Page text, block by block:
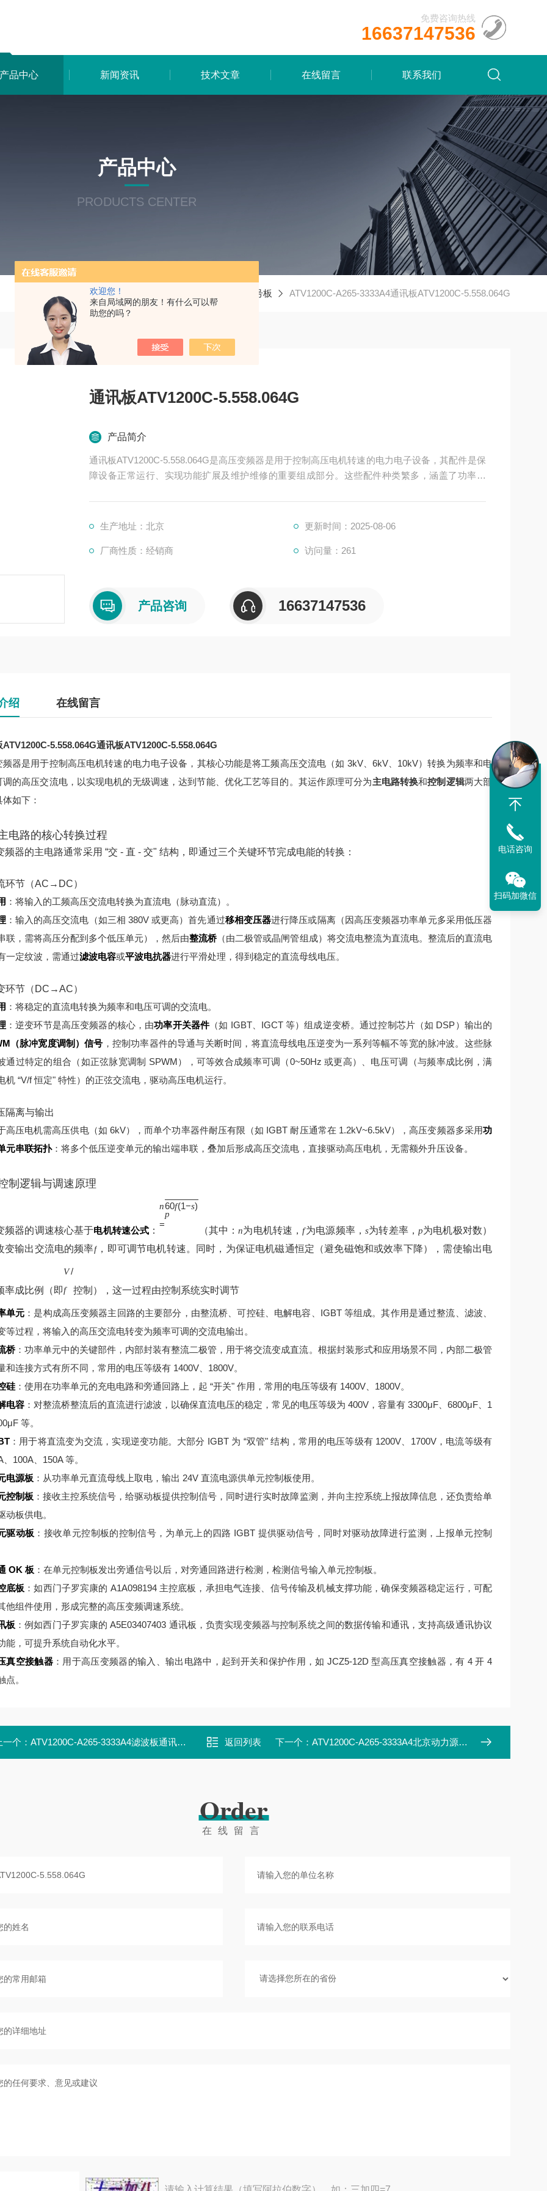
欢迎您！
来自局域网的朋友！有什么可以帮
助您的吗？
免费咨询热线
16637147536
产品中心 新闻资讯 技术文章 在线留言 联系我们
产品中心
PRODUCTS CENTER
首页 产品中心 信号板 ATV1200C-A265-3333A4通讯板ATV1200C-5.558.064G
通讯板ATV1200C-5.558.064G
产品简介
通讯板ATV1200C-5.558.064G是高压变频器是用于控制高压电机转速的电力电子设备，其配件是保
障设备正常运行、实现功能扩展及维护维修的重要组成部分。这些配件种类繁多，涵盖了功率变
生产地址：北京 更新时间：2025-08-06
厂商性质：经销商 访问量：261
产品咨询 16637147536
绍 在线留言
ATV1200C-5.558.064G通讯板ATV1200C-5.558.064G
频器是用于控制高压电机转速的电力电子设备，其核心功能是将工频高压交流电（如 3kV、6kV、10kV）转换为频率和电
调的高压交流电，以实现电机的无级调速，达到节能、优化工艺等目的。其运作原理可分为主电路转换和控制逻辑两大部
如下：
电路的核心转换过程
频器的主电路通常采用 “交 - 直 - 交" 结构，即通过三个关键环节完成电能的转换：
环节（AC→DC）
：将输入的工频高压交流电转换为直流电（脉动直流）。
： 输入的高压交流电（如三相 380V 或更高）首先通过移相变压器进行降压或隔离（因高压变频器功率单元多采用低压器
联，需将高压分配到多个低压单元），然后由整流桥（由二极管或晶闸管组成）将交流电整流为直流电。 整流后的直流电
一定纹波，需通过滤波电容或平波电抗器进行平滑处理，得到稳定的直流母线电压。
环节（DC→AC）
：将稳定的直流电转换为频率和电压可调的交流电。
：逆变环节是高压变频器的核心，由功率开关器件（如 IGBT、IGCT 等）组成逆变桥。通过控制芯片（如 DSP）输出的
（脉冲宽度调制）信号 ，控制功率器件的导通与关断时间，将直流母线电压逆变为一系列等幅不等宽的脉冲波。 这些脉
通过特定的组合（如正弦脉宽调制 SPWM），可等效合成频率可调（0~50Hz 或更高）、电压可调（与频率成比例，满
机 “V/f 恒定" 特性）的正弦交流电，驱动高压电机运行。
隔离与输出
高压电机需高压供电（如 6kV），而单个功率器件耐压有限（如 IGBT 耐压通常在 1.2kV~6.5kV），高压变频器多采用功
元串联拓扑：将多个低压逆变单元的输出端串联，叠加后形成高压交流电，直接驱动高压电机，无需额外升压设备。
制逻辑与调速原理
频器的调速核心基于电机转速公式 ：
n
=
p
60f(1−s)
（其中：n为电机转速，f为电源频率，s为转差率， p为电机极对数）
变输出交流电的频率f ，即可调节电机转速。同时，为保证电机磁通恒定（避免磁饱和或效率下降），需使输出电
率成比例（即
V /
f 控制），这一过程由控制系统实时调节
单元 ：是构成高压变频器主回路的主要部分，由整流桥、可控硅、电解电容、IGBT 等组成。其作用是通过整流、滤波、
等过程，将输入的高压交流电转变为频率可调的交流电输出。
桥：功率单元中的关键部件，内部封装有整流二极管，用于将交流变成直流。根据封装形式和应用场景不同，内部二极管
和连接方式有所不同，常用的电压等级有 1400V、1800V。
硅：使用在功率单元的充电电路和旁通回路上，起 “开关" 作用，常用的电压等级有 1400V、1800V。
电容：对整流桥整流后的直流进行滤波，以确保直流电压的稳定，常见的电压等级为 400V，容量有 3300μF、6800μF、1
等。
：用于将直流变为交流，实现逆变功能。大部分 IGBT 为 “双管" 结构，常用的电压等级有 1200V、1700V，电流等级有
、100A、150A 等。
电源板 ：从功率单元直流母线上取电，输出 24V 直流电源供单元控制板使用。
控制板 ：接收主控系统信号，给驱动板提供控制信号，同时进行实时故障监测，并向主控系统上报故障信息，还负责给单
动板供电。
驱动板 ：接收单元控制板的控制信号，为单元上的四路 IGBT 提供驱动信号，同时对驱动故障进行监测，上报单元控制
OK 板 ：在单元控制板发出旁通信号以后，对旁通回路进行检测，检测信号输入单元控制板。
底板 ：如西门子罗宾康的 A1A098194 主控底板，承担电气连接、信号传输及机械支撑功能，确保变频器稳定运行，可配
他组件使用，形成完整的高压变频调速系统。
板 ：例如西门子罗宾康的 A5E03407403 通讯板，负责实现变频器与控制系统之间的数据传输和通讯，支持高级通讯协议
能，可提升系统自动化水平。
真空接触器：用于高压变频器的输入、输出电路中，起到开关和保护作用，如 JCZ5-12D 型高压真空接触器，有 4 开 4
点。
一个： ATV1200C-A265-3333A4滤波板通讯板 ATV1200C-5.561.063G 返回列表 下一个： ATV1200C-A265-3333A4北京动力源功率单元BND-750/200E1
Order
在线留言
电话咨询
扫码加微信